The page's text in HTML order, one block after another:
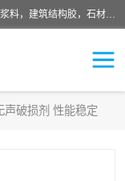
西安伊顿建材有限公司主营产品：CGM高强无收缩灌浆料，建筑结构胶，石材粘合剂，柔性防水材料，环氧修补砂浆等在各个行业得到了客户认可。
声破损剂 性能稳定